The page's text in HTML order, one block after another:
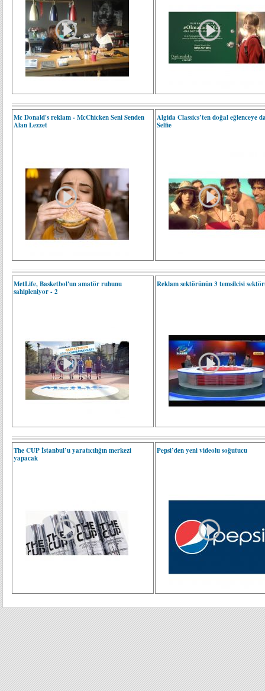
Mc Donald's reklam - McChicken Seni Senden
Alan Lezzet
Algida Classics’ten doğal eğlenceye
Selfie
MetLife, Basketbol'un amatör ruhunu
sahipleniyor - 2
Reklam sektörünün 3 temsilcisi
The CUP İstanbul’u yaratıcılığın merkezi
yapacak
Pepsi’den yeni videolu soğutucu